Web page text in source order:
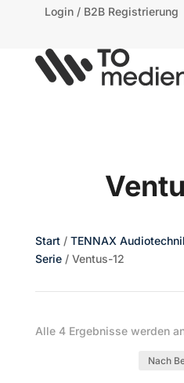
Login / B2B Registrierung
Start/ TENNAX
Serie/ Ventus-12
Alle 4 Ergebnisse werden